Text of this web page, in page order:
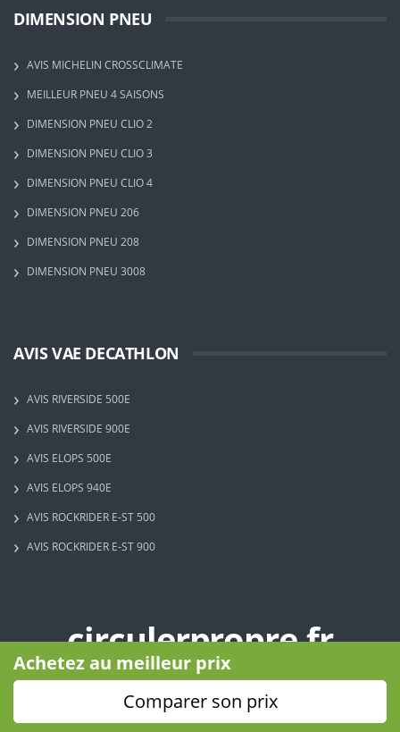
Achetez au meilleur prix
Comparer son prix
DIMENSION PNEU
AVIS MICHELIN CROSSCLIMATE
MEILLEUR PNEU 4 SAISONS
DIMENSION PNEU CLIO 2
DIMENSION PNEU CLIO 3
DIMENSION PNEU CLIO 4
DIMENSION PNEU 206
DIMENSION PNEU 208
DIMENSION PNEU 3008
AVIS VAE DECATHLON
AVIS RIVERSIDE 500E
AVIS RIVERSIDE 900E
AVIS ELOPS 500E
AVIS ELOPS 940E
AVIS ROCKRIDER E-ST 500
AVIS ROCKRIDER E-ST 900
circulerpropre.fr
Copyright © 2023 - Circuler Propre - Tous droits réservés